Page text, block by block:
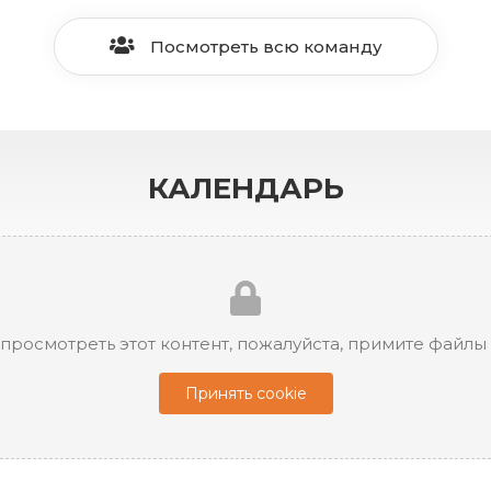
Посмотреть всю команду
КАЛЕНДАРЬ
этот контент, пожалуйста, примите файлы
Принять cookie